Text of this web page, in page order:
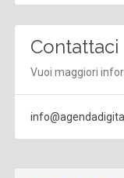
Contattaci
Vuoi maggiori